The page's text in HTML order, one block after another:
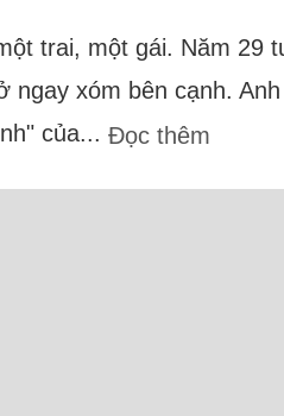
trai, một gái. Năm 29
ngay xóm bên cạnh.
của...Đọc thêm